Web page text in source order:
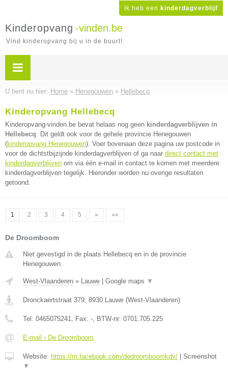
Ik heb een kinderdagverblijf
Kinderopvang -vinden.be
Vind kinderopvang bij u in de buurt!
U bent nu hier: Home » Henegouwen » Hellebecq
Kinderopvang Hellebecq
Kinderopvang-vinden.be bevat helaas nog geen kinderdagverblijven in
Hellebecq. Dit geldt ook voor de gehele provincie Henegouwen
(kinderopvang Henegouwen). Voer bovenaan deze pagina uw postcode in
voor de dichtstbijzijnde kinderdagverblijven of ga naar direct contact met
kinderdagverblijven om via één e-mail in contact te komen met meerdere
kinderdagverblijven tegelijk. Hieronder worden nu overige resultaten
getoond.
1 2 3 4 5 » »»
De Droomboom
Niet gevestigd in de plaats Hellebecq en in de provincie
Henegouwen.
West-Vlaanderen » Lauwe Google maps ▼
Dronckaertstraat 379, 8930 Lauwe (West-Vlaanderen)
Tel: 0465075241, Fax: -, BTW-nr: 0701.705.225
E-mail › De Droomboom
Website: https://m.facebook.com/dedroomboomkdv/
Screenshot
▼